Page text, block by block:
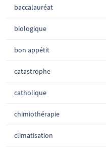
baccalauréat
biologique
bon appétit
catastrophe
catholique
chimiothérapie
climatisation